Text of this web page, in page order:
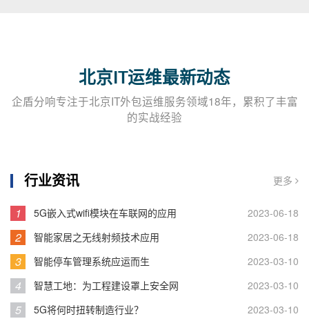
北京IT运维最新动态
企盾分响专注于北京IT外包运维服务领域18年，累积了丰富
的实战经验
更多
行业资讯
1 2023-06-18
5G嵌入式wifi模块在车联网的应用
2 2023-06-18
智能家居之无线射频技术应用
3 2023-03-10
智能停车管理系统应运而生
4 2023-03-10
智慧工地：为工程建设罩上安全网
5 2023-03-10
5G将何时扭转制造行业？